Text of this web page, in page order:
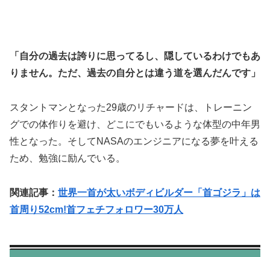
「自分の過去は誇りに思ってるし、隠しているわけでもあ
りません。ただ、過去の自分とは違う道を選んだんです」
スタントマンとなった29歳のリチャードは、トレーニン
グでの体作りを避け、どこにでもいるような体型の中年男
性となった。そしてNASAのエンジニアになる夢を叶える
ため、勉強に励んでいる。
関連記事： 世界一首が太いボディビルダー「首ゴジラ」は
首周り52cm!首フェチフォロワー30万人